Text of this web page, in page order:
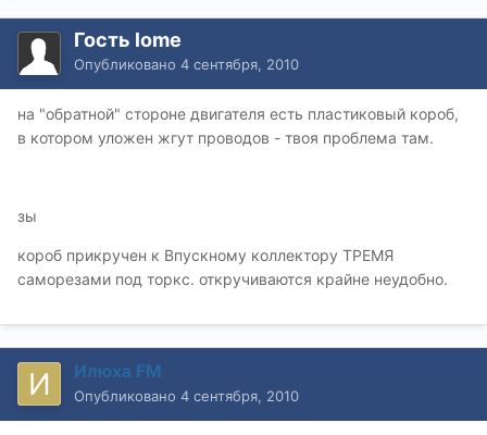
Гость lome
Опубликовано 4 сентября, 2010
на "обратной" стороне двигателя есть пластиковый короб,
в котором уложен жгут проводов - твоя проблема там.
зы
короб прикручен к Впускному коллектору ТРЕМЯ
саморезами под торкс. откручиваются крайне неудобно.
Илюха FM
Опубликовано 4 сентября, 2010